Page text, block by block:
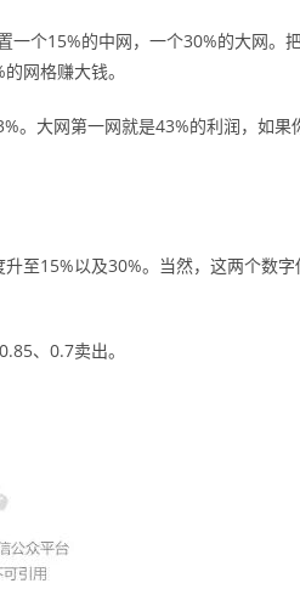
一个15%的中网，一个30%的大网。
网格赚大钱。
。大网第一网就是43%的利润，如
至15%以及30%。当然，这两个数
、0.7卖出。